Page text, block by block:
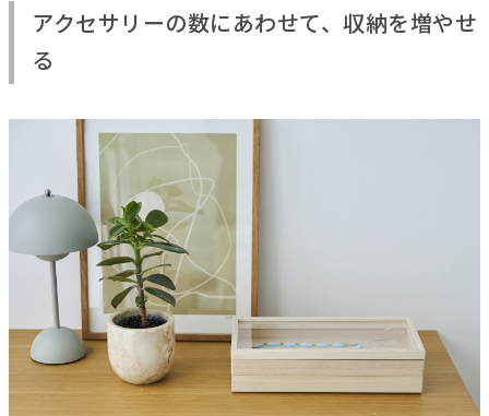
アクセサリーの数にあわせて、収納を増やせ
る